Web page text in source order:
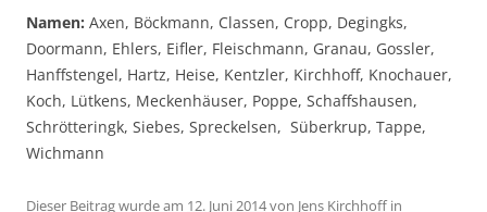
Namen: Axen, Böckmann, Classen, Cropp, Degingks,
Doormann, Ehlers, Eifler, Fleischmann, Granau, Gossler,
Hanffstengel, Hartz, Heise, Kentzler, Kirchhoff, Knochauer,
Koch, Lütkens, Meckenhäuser, Poppe, Schaffshausen,
Schrötteringk, Siebes, Spreckelsen, Süberkrup, Tappe,
Wichmann
Dieser Beitrag wurde am 12. Juni 2014von Jens Kirchhoffin